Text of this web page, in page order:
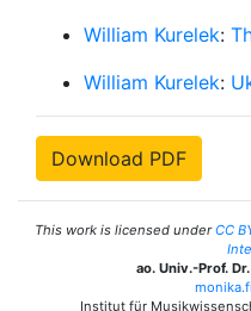
William Kurelek:
William Kurelek:
Download PDF
This work is licensed underCC
ao. Univ.-Prof.
Institut für